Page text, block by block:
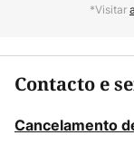
*Visitar
Contacto e
Cancelamento